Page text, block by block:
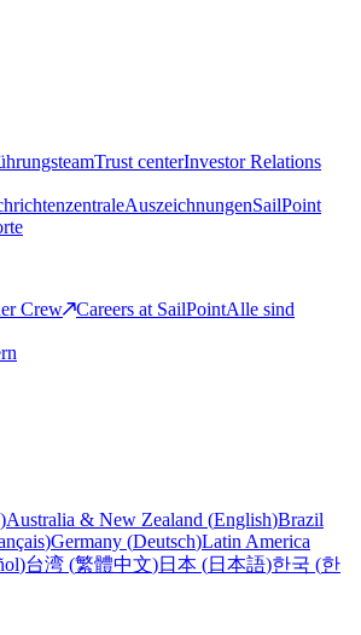
Trust centerInvestor Relations
AuszeichnungenSailPoint
Crew
Careers at SailPointAlle sind
)Australia & New Zealand (English)Brazil
)Germany (Deutsch)Latin America
)台湾 (繁體中文)日本 (日本語)한국 (한